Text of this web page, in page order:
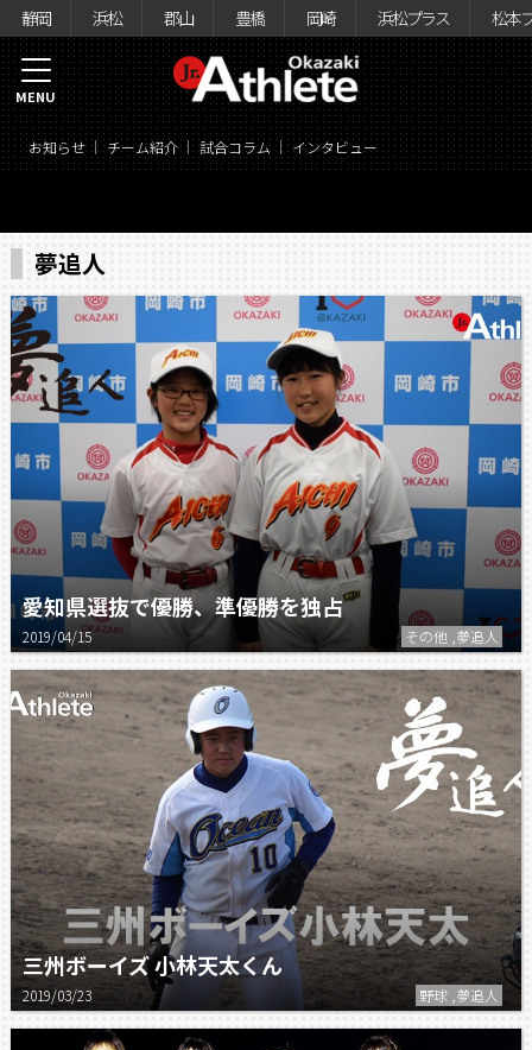
静岡 浜松 郡山 豊橋 岡崎 浜松プラス 松本
お知らせ チーム紹介 試合コラム インタビュー
MENU
夢追人
愛知県選抜で優勝、準優勝を独占
2019/04/15 その他 ,夢追人
三州ボーイズ 小林天太くん
2019/03/23 野球 ,夢追人